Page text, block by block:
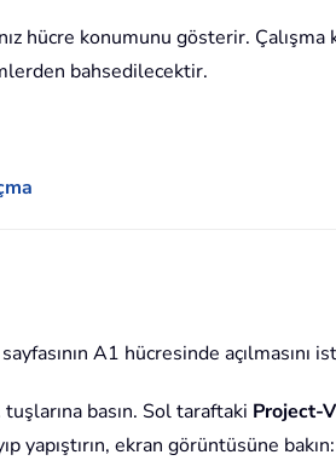
hücre konumunu gösterir. Çalışma
bahsedilecektir.
A1 hücresinde açılmasını
tuşlarına basın. Sol taraftaki Project-
yapıştırın, ekran görüntüsüne bakın: